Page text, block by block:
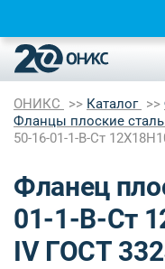
ОНИКС Каталог
Фланцы плоские
50-16-01-1-B-Ст
Фланец
01-1-B-Ст
IV ГОСТ